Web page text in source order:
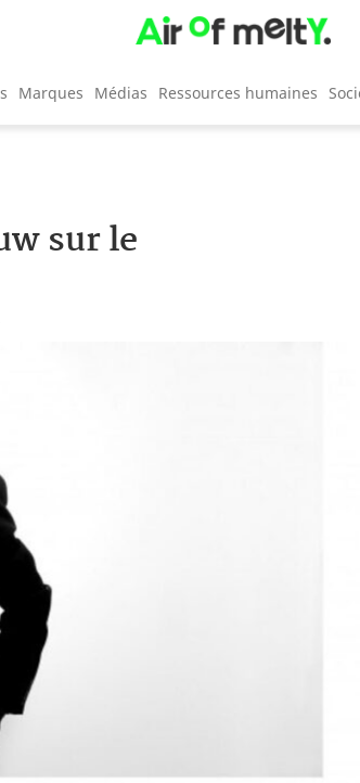
Marques Médias Ressources humaines
sur le